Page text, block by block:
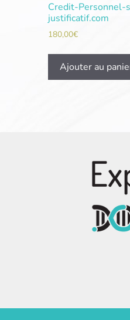
Credit-Personnel-
justificatif.com
180,00€
Ajouter au